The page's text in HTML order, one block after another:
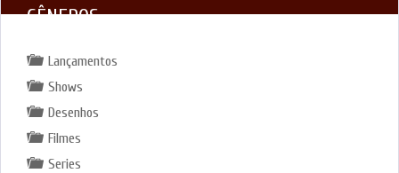
GÊNEROS
Lançamentos
Shows
Desenhos
Filmes
Series